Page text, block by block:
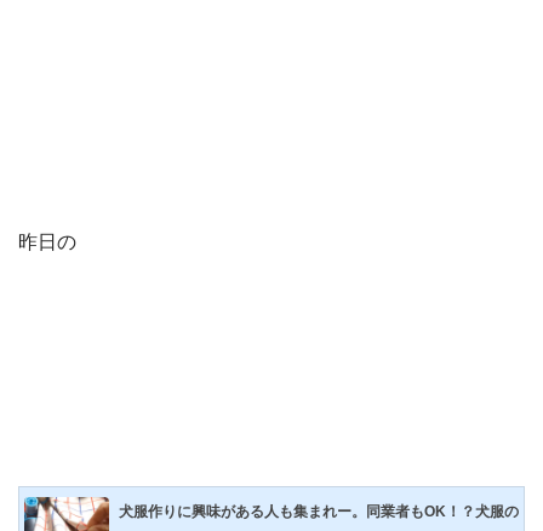
昨日の
犬服作りに興味がある人も集まれー。同業者もOK！？犬服の